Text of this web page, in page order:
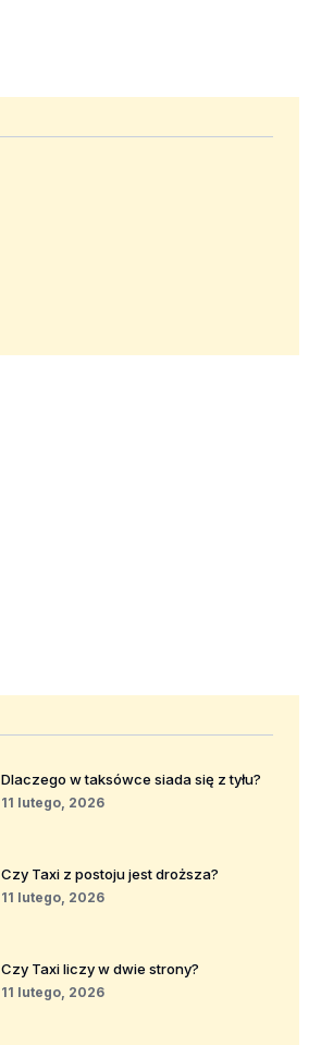
Dlaczego w taksówce siada się z tyłu?
11 lutego, 2026
Czy Taxi z postoju jest droższa?
11 lutego, 2026
Czy Taxi liczy w dwie strony?
11 lutego, 2026